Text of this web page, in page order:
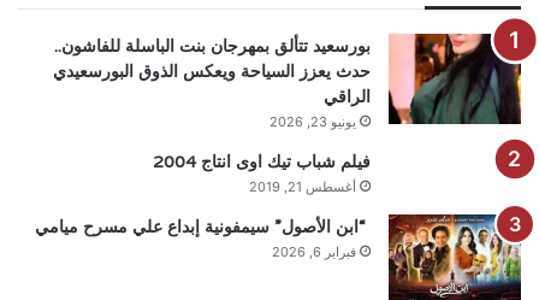
بورسعيد تتألق بمهرجان بنت الباسلة للفاشون..
حدث يعزز السياحة ويعكس الذوق البورسعيدي
الراقي
يونيو 23, 2026
فيلم شباب تيك اوى انتاج 2004
أغسطس 21, 2019
“ابن الأصول” سيمفونية إبداع علي مسرح ميامي
فبراير 6, 2026